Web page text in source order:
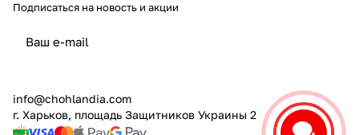
Подписаться на новость и акции
info@chohlandia.com
г. Харьков, площадь Защитников Украины 2